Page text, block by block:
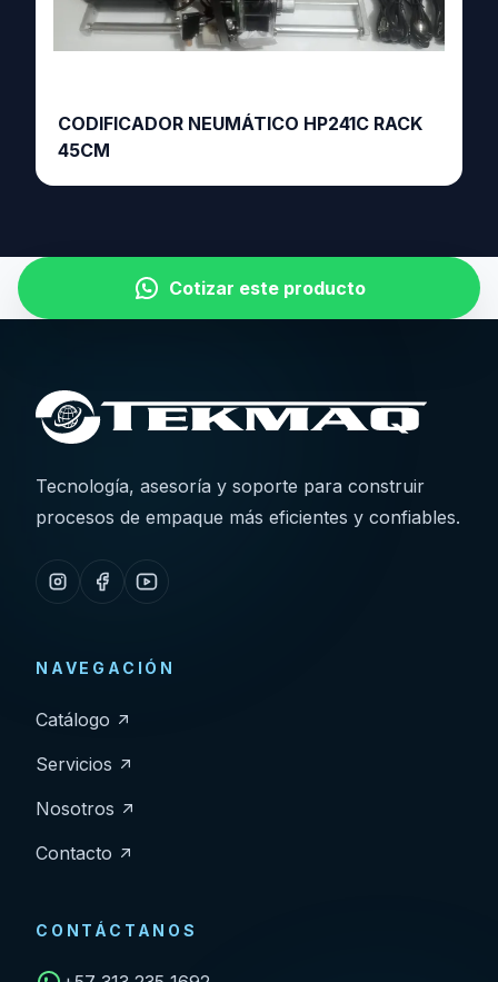
CODIFICADOR NEUMÁTICO HP241C RACK
45CM
Cotizar este producto
Tecnología, asesoría y soporte para construir
procesos de empaque más eficientes y confiables.
NAVEGACIÓN
Catálogo
Servicios
Nosotros
Contacto
CONTÁCTANOS